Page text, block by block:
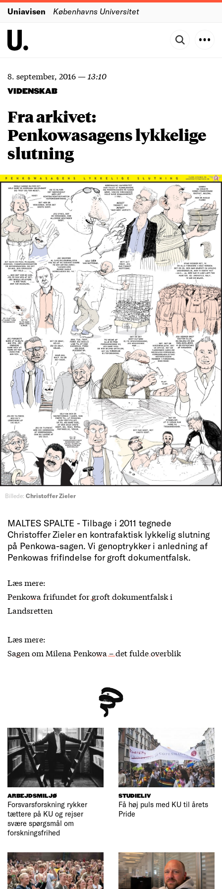
Uniavisen Københavns Universitet
8. september, 2016— 13:10
VIDENSKAB
Fra arkivet:
Penkowasagens lykkelige
slutning
Billede: Christoffer Zieler
MALTES SPALTE - Tilbage i 2011 tegnede
Christoffer Zieler en kontrafaktisk lykkelig slutning
på Penkowa-sagen. Vi genoptrykker i anledning af
Penkowas frifindelse for groft dokumentfalsk.
Læs mere:
Penkowa frifundet for groft dokumentfalsk i
Landsretten
Læs mere:
Sagen om Milena Penkowa – det fulde overblik
ARBEJDSMILJØ
Forsvarsforskning rykker
tættere på KU og rejser
svære spørgsmål om
forskningsfrihed
STUDIELIV
Få høj puls med KU til årets
Pride